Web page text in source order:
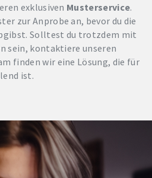
exklusiven Musterservice.
zur Anprobe an, bevor du die
Solltest du trotzdem mit
sein, kontaktiere unseren
finden wir eine Lösung, die für
ist.